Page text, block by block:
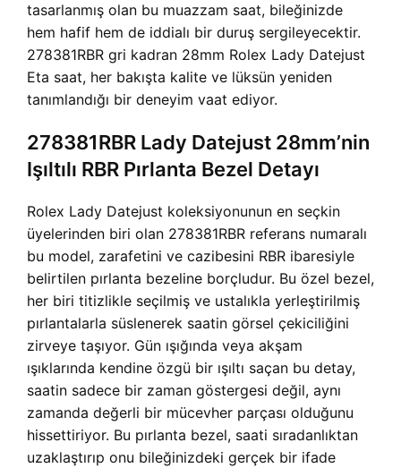
tasarlanmış olan bu muazzam saat, bileğinizde
hem hafif hem de iddialı bir duruş sergileyecektir.
278381RBR gri kadran 28mm Rolex Lady Datejust
Eta saat, her bakışta kalite ve lüksün yeniden
tanımlandığı bir deneyim vaat ediyor.
278381RBR Lady Datejust 28mm’nin
Işıltılı RBR Pırlanta Bezel Detayı
Rolex Lady Datejust koleksiyonunun en seçkin
üyelerinden biri olan 278381RBR referans numaralı
bu model, zarafetini ve cazibesini RBR ibaresiyle
belirtilen pırlanta bezeline borçludur. Bu özel bezel,
her biri titizlikle seçilmiş ve ustalıkla yerleştirilmiş
pırlantalarla süslenerek saatin görsel çekiciliğini
zirveye taşıyor. Gün ışığında veya akşam
ışıklarında kendine özgü bir ışıltı saçan bu detay,
saatin sadece bir zaman göstergesi değil, aynı
zamanda değerli bir mücevher parçası olduğunu
hissettiriyor. Bu pırlanta bezel, saati sıradanlıktan
uzaklaştırıp onu bileğinizdeki gerçek bir ifade